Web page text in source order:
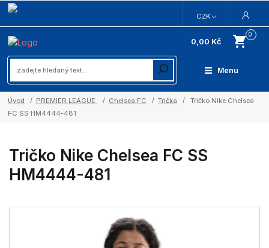
Menu
CZK
0
0,00 Kč
Úvod PREMIER LEAGUE Chelsea FC Trička
Tričko Nike Chelsea
FC SS HM4444-481
Tričko Nike Chelsea FC SS
HM4444-481